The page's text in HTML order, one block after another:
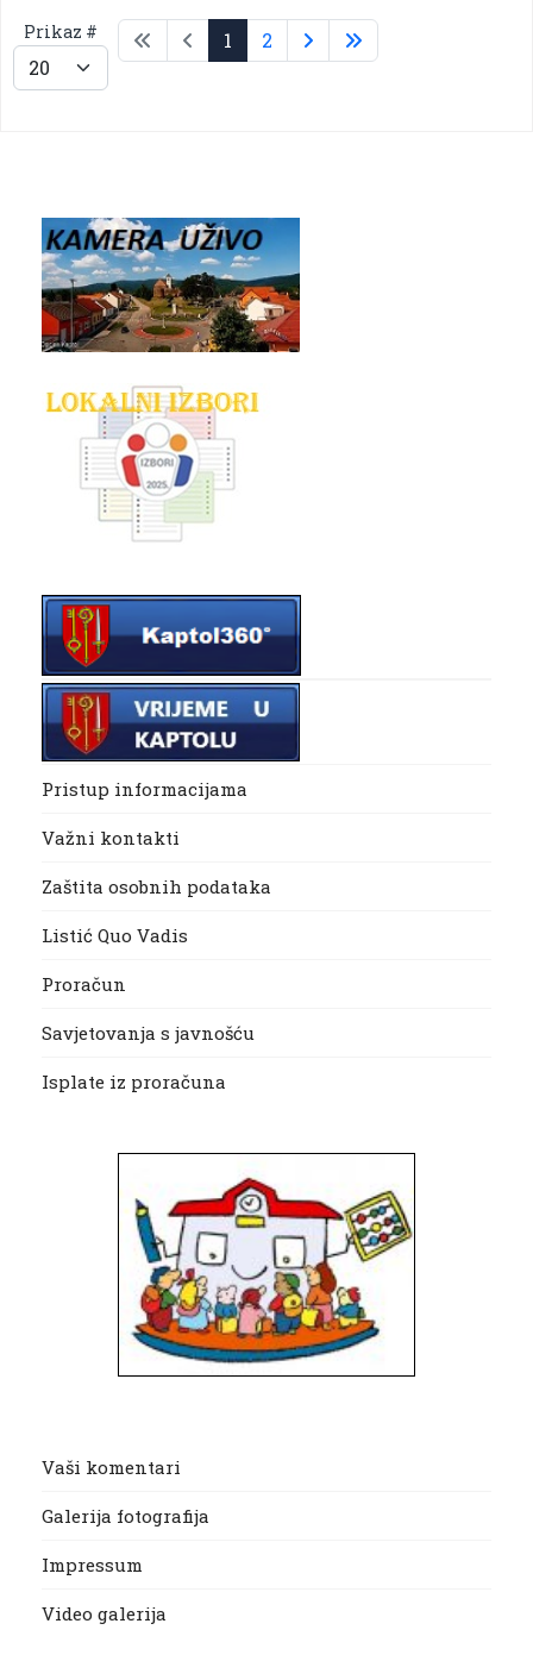
Prikaz # 1 2
Pristup informacijama
Važni kontakti
Zaštita osobnih podataka
Listić Quo Vadis
Proračun
Savjetovanja s javnošću
Isplate iz proračuna
Vaši komentari
Galerija fotografija
Impressum
Video galerija